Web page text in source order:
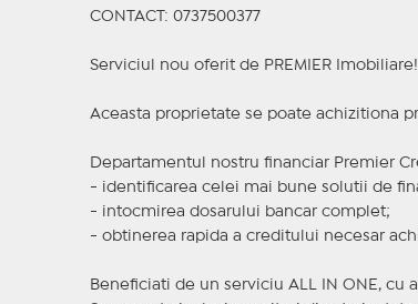
CONTACT: 0737500377
Serviciul nou oferit de PREMIER
Aceasta proprietate se poate achizitiona
Departamentul nostru financiar Premier
- identificarea celei mai bune solutii de
- intocmirea dosarului bancar complet;
- obtinerea rapida a creditului necesar
Beneficiati de un serviciu ALL IN ONE,